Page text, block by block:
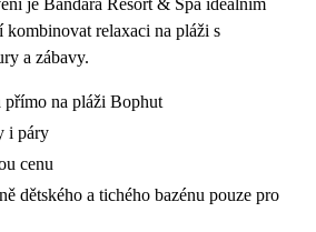
kombinovat relaxaci na pláži s
a zábavy.
přímo na pláži Bophut
i páry
cenu
dětského a tichého bazénu pouze pro